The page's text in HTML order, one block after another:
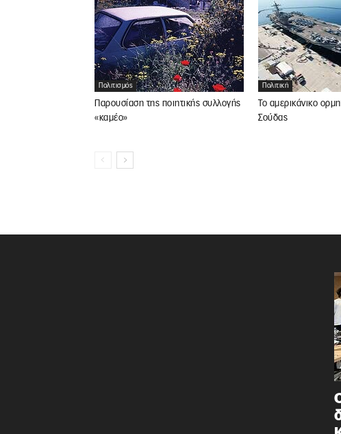
Πολιτισμός
Παρουσίαση της ποιητικής συλλογής
«καμέο»
Πολιτική
Το αμερικάνικο
Σούδας